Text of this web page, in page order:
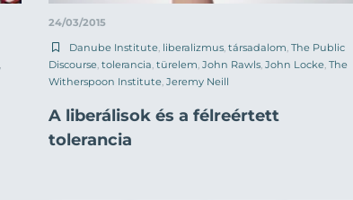
24/03/2015
Danube Institute liberalizmus társadalom The Public
Discourse tolerancia türelem John Rawls John Locke The
Witherspoon Institute Jeremy Neill
A liberálisok és a félreértett
tolerancia